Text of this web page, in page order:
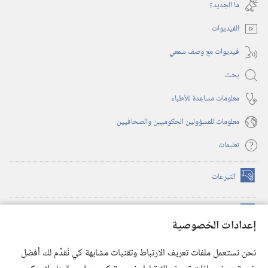
إعدادات الخصوصية
نحن نستعمل ملفات تعريف الارتباط وتقنيات مشابهة كي نُقدِّم لك أفضل
جديدة)
ما الجديد؟‏
الفيديوات
فيديوات مع وصف سمعي
بحث
معلومات مساعِدة للأطباء
معلومات للمسؤولين الحكوميين والصحافيين
تعليمات
التبرعات (يفتح
نافذة
(يفتح
نافذة
(يفتح
نافذة